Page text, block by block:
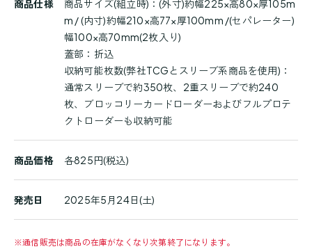
商品仕様
商品サイズ(組立時)：(外寸)約幅225×高80×厚105m
m / (内寸)約幅210×高77×厚100mm /(セパレーター)
幅100×高70mm(2枚入り)
蓋部：折込
収納可能枚数(弊社TCGとスリーブ系商品を使用)：
通常スリーブで約350枚、2重スリーブで約240
枚、ブロッコリーカードローダーおよびフルプロテ
クトローダーも収納可能
商品価格 各825円(税込)
発売日 2025年5月24日(土)
※通信販売は商品の在庫がなくなり次第終了になります。